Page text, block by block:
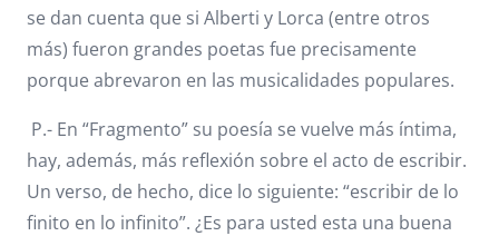
se dan cuenta que si Alberti y Lorca (entre otros
más) fueron grandes poetas fue precisamente
porque abrevaron en las musicalidades populares.
P.- En “Fragmento” su poesía se vuelve más íntima,
hay, además, más reflexión sobre el acto de escribir.
Un verso, de hecho, dice lo siguiente: “escribir de lo
finito en lo infinito”. ¿Es para usted esta una buena